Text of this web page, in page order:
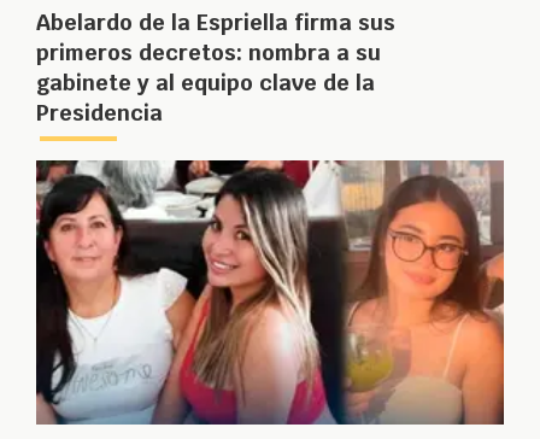
Abelardo de la Espriella firma sus
primeros decretos: nombra a su
gabinete y al equipo clave de la
Presidencia